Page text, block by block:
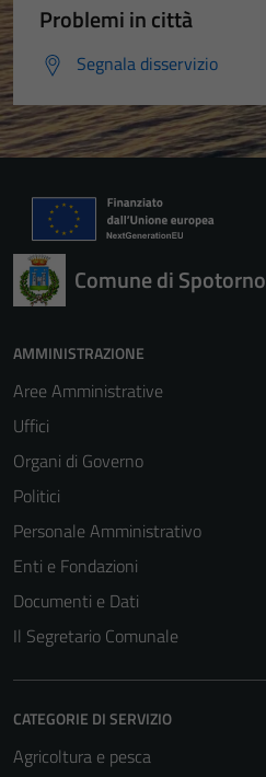
Problemi in città
Segnala disservizio
Comune di Spotorno
AMMINISTRAZIONE
Aree Amministrative
Uffici
Organi di Governo
Politici
Personale Amministrativo
Enti e Fondazioni
Documenti e Dati
Il Segretario Comunale
CATEGORIE DI SERVIZIO
Agricoltura e pesca